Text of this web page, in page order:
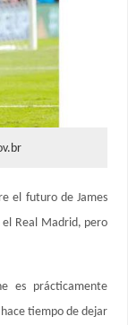
el futuro de James
el Real Madrid, pero
es prácticamente
tiempo de dejar